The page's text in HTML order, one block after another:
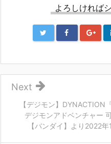
よろしければ
【デジモン】DYNACTION
デジモンアドベンチャー
【バンダイ】より2022
Next